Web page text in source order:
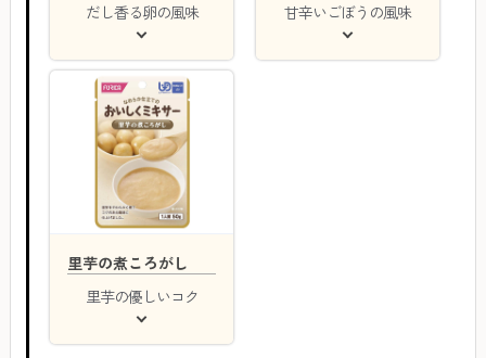
だし香る卵の風味
甘辛いごぼうの風味
里芋の煮ころがし
里芋の優しいコク